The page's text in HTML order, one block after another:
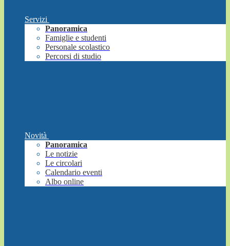
Servizi
Panoramica
Famiglie e studenti
Personale scolastico
Percorsi di studio
Novità
Panoramica
Le notizie
Le circolari
Calendario eventi
Albo online